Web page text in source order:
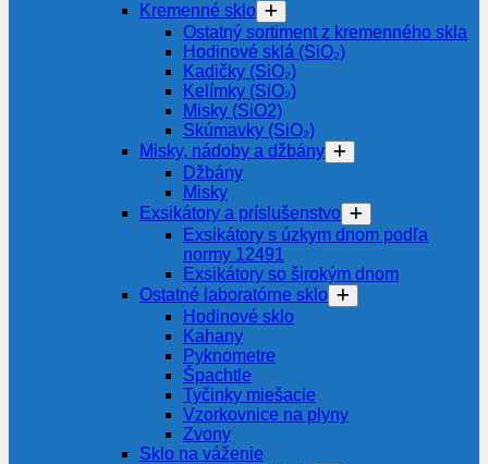
Kremenné sklo
Ostatný sortiment z kremenného skla
Hodinové sklá (SiO₂)
Kadičky (SiO₂)
Kelímky (SiO₂)
Misky (SiO2)
Skúmavky (SiO₂)
Misky, nádoby a džbány
Džbány
Misky
Exsikátory a príslušenstvo
Exsikátory s úzkym dnom podľa
normy 12491
Exsikátory so širokým dnom
Ostatné laboratórne sklo
Hodinové sklo
Kahany
Pyknometre
Špachtle
Tyčinky miešacie
Vzorkovnice na plyny
Zvony
Sklo na váženie